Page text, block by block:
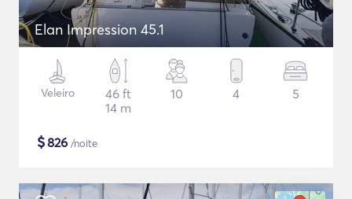
Elan Impression 45.1
Veleiro
46 ft
14 m
10 4 5
$826 /noite